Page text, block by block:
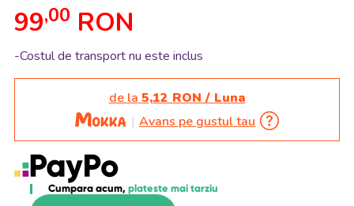
99,00 RON
-Costul de transport nu este inclus
de la 5,12 RON / Luna
Avans pe gustul tau
Cumpara acum, plateste mai tarziu